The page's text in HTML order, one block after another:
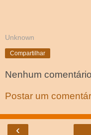
Unknown
Compartilhar
Nenhum
Postar um
‹